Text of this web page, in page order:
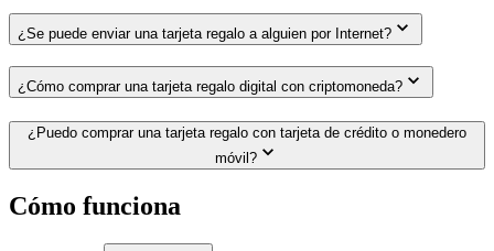
¿Se puede enviar una tarjeta regalo a alguien por Internet?
¿Cómo comprar una tarjeta regalo digital con criptomoneda?
¿Puedo comprar una tarjeta regalo con tarjeta de crédito o monedero
móvil?
Cómo funciona